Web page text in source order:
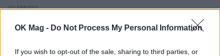
OK Mag - Do Not Process My Personal Information
If you wish to opt-out of the sale, sharing to third parties, or
CELEBRITIES